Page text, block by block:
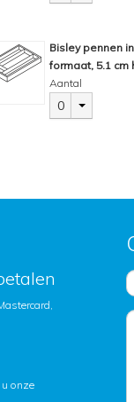
Bisley pennen
formaat, 5.1 cm
Aantal
0
onze